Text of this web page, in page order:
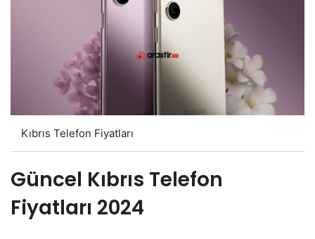
Kıbrıs Telefon Fiyatları
Güncel Kıbrıs Telefon
Fiyatları 2024